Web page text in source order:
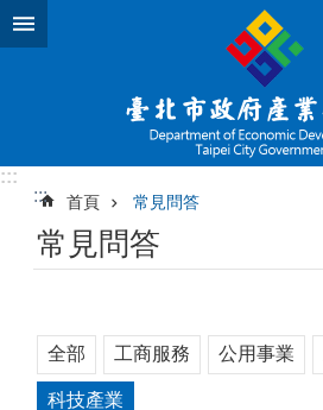
跳到主要內容區塊
:::
:::
首頁 常見問答
常見問答
全部 工商服務 公用事業
科技產業